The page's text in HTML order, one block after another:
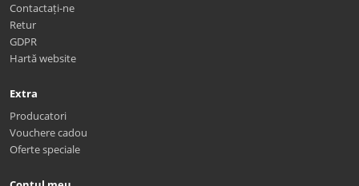
Contactați-ne
Retur
GDPR
Hartă website
Extra
Producatori
Vouchere cadou
Oferte speciale